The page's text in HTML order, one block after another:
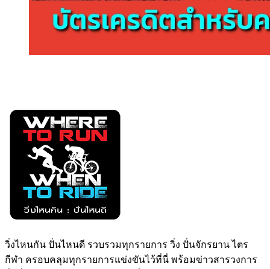
วิ่งไหนกัน ปั่นไหนดี รวบรวมทุกรายการ วิ่ง ปั่นจักรยาน ไตร
กีฬา ครอบคลุมทุกรายการแข่งขันไว้ที่นี่ พร้อมข่าวสารวงการ